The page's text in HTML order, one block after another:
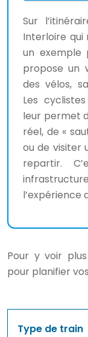
Sur
Interloire qui
un exemple
propose un
des vélos,
Les
leur permet
réel, de «
ou de visiter
repartir.
l’expérience
Pour y voir
pour planifier
Type de train